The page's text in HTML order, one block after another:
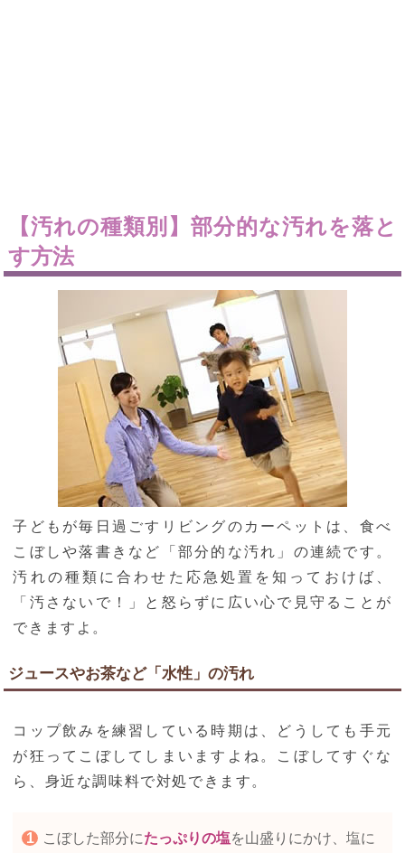
【汚れの種類別】部分的な汚れを落と
す方法
子どもが毎日過ごすリビングのカーペットは、食べ
こぼしや落書きなど「部分的な汚れ」の連続です。
汚れの種類に合わせた応急処置を知っておけば、
「汚さないで！」と怒らずに広い心で見守ることが
できますよ。
ジュースやお茶など「水性」の汚れ
コップ飲みを練習している時期は、どうしても手元
が狂ってこぼしてしまいますよね。こぼしてすぐな
ら、身近な調味料で対処できます。
こぼした部分にたっぷりの塩を山盛りにかけ、塩に